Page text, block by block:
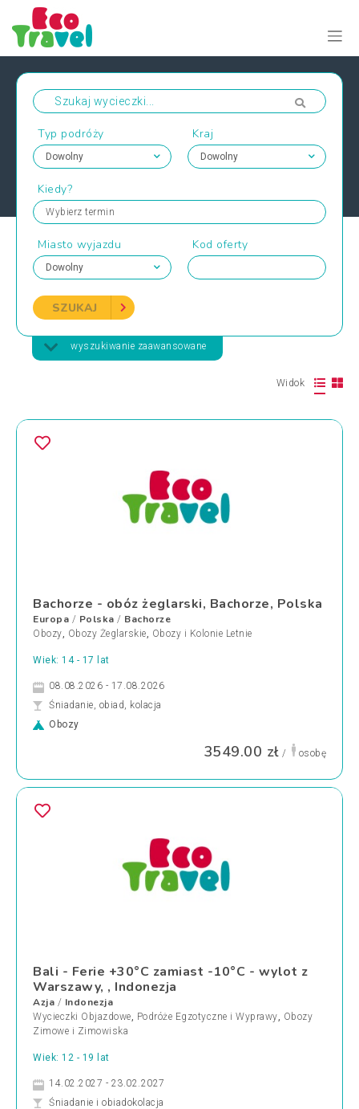
Typ podróży Kraj
Kiedy?
Wybierz termin
Miasto wyjazdu Kod oferty
SZUKAJ
wyszukiwanie zaawansowane
Widok
Bachorze - obóz żeglarski, Bachorze, Polska
Europa / Polska / Bachorze
Obozy, Obozy Żeglarskie, Obozy i Kolonie Letnie
Wiek: 14 - 17 lat
08.08.2026 - 17.08.2026
Śniadanie, obiad, kolacja
Obozy
3549.00 zł / osobę
Bali - Ferie +30°C zamiast -10°C - wylot z
Warszawy, , Indonezja
Azja / Indonezja
Wycieczki Objazdowe, Podróże Egzotyczne i Wyprawy, Obozy
Zimowe i Zimowiska
Wiek: 12 - 19 lat
14.02.2027 - 23.02.2027
Śniadanie i obiadokolacja